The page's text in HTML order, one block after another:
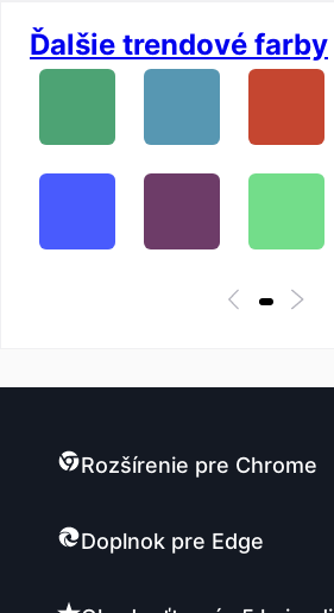
Ďalšie trendové farby
Rozšírenie pre Chrome
Doplnok pre Edge